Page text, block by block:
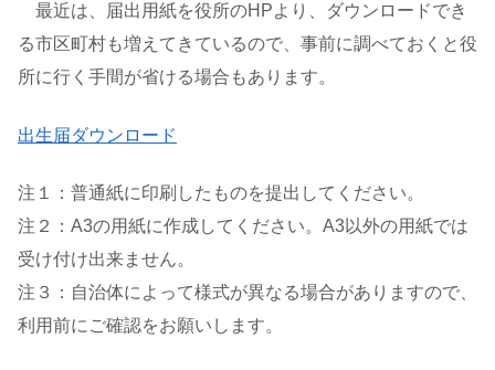
最近は、届出用紙を役所のHPより、ダウンロードでき
る市区町村も増えてきているので、事前に調べておくと役
所に行く手間が省ける場合もあります。
出生届ダウンロード
注１：普通紙に印刷したものを提出してください。
注２：A3の用紙に作成してください。A3以外の用紙では
受け付け出来ません。
注３：自治体によって様式が異なる場合がありますので、
利用前にご確認をお願いします。